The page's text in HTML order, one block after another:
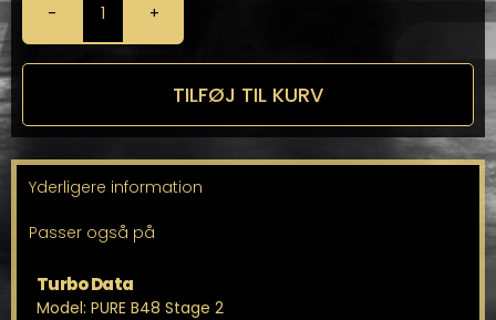
PURE
B48
Stage
PURE
Hybrid
Turbo
TILFØJ TIL KURV
Yderligere information
Passer også på
Turbo Data
Model: PURE B48 Stage 2